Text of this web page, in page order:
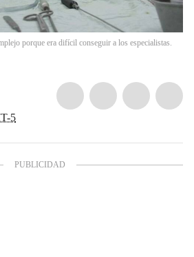
porque era difícil conseguir a los especialistas.
5